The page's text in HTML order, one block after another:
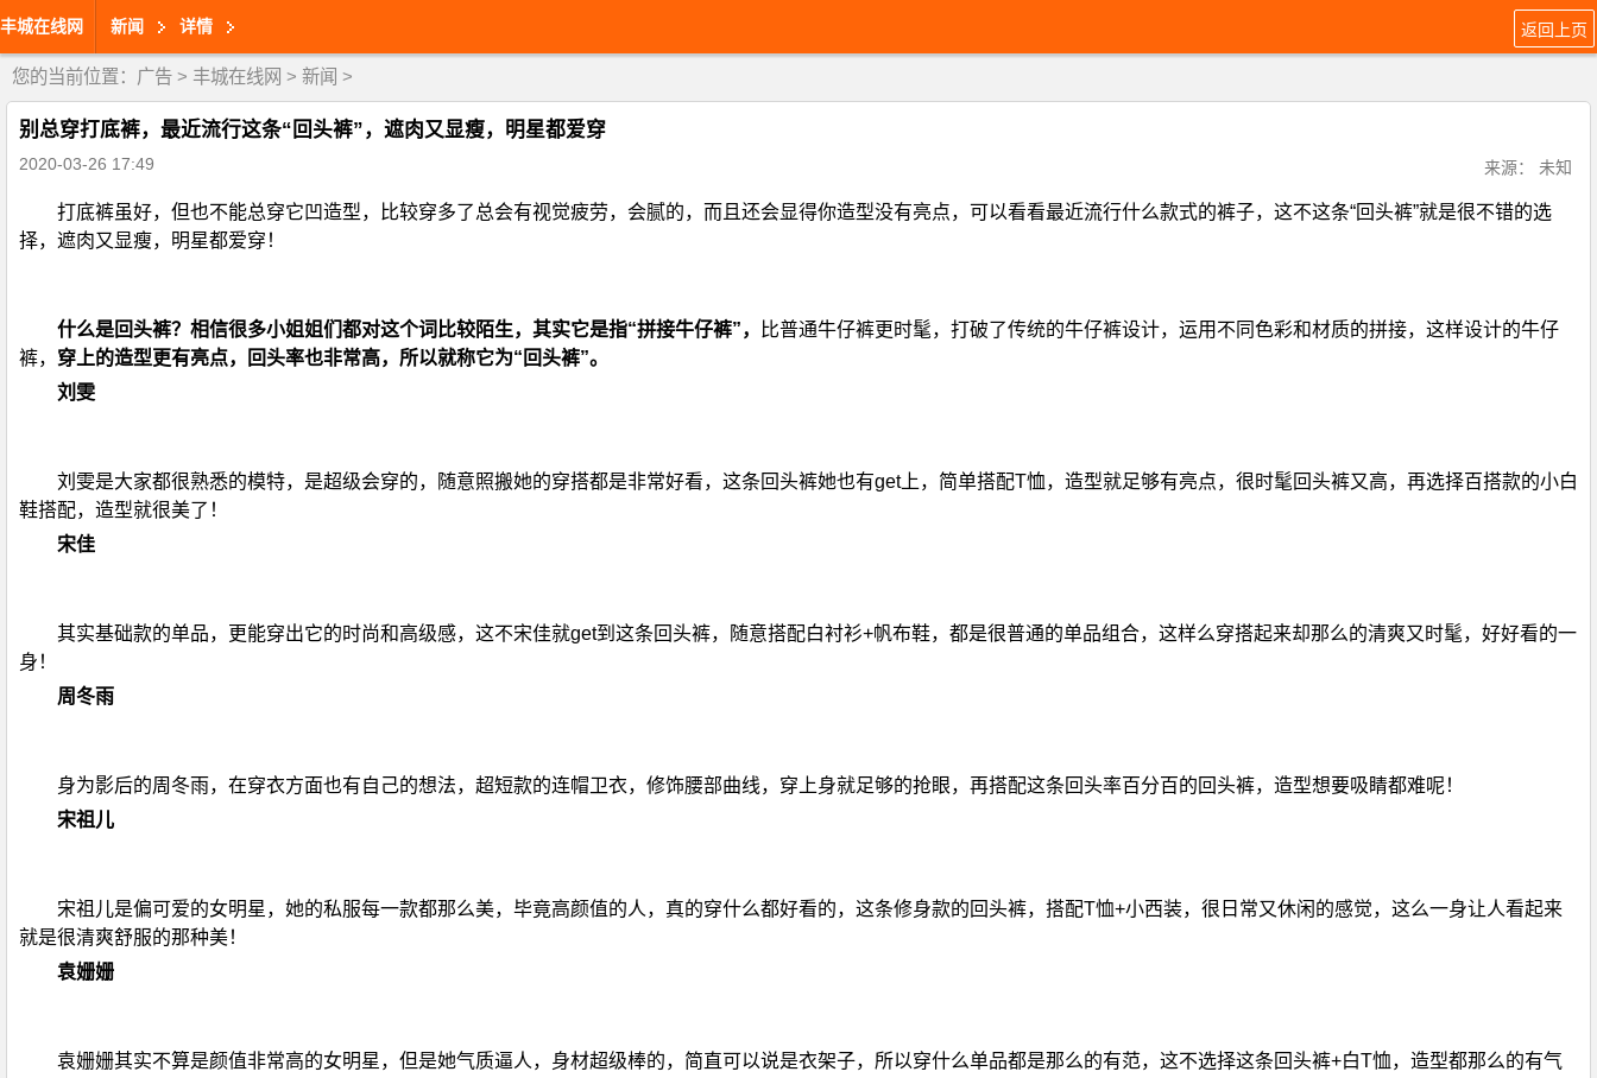
丰城在线网 新闻 详情 返回上页
您的当前位置： 广告 > 丰城在线网 > 新闻 >
别总穿打底裤，最近流行这条“回头裤”，遮肉又显瘦，明星都爱穿
2020-03-26 17:49 来源： 未知
打底裤虽好，但也不能总穿它凹造型，比较穿多了总会有视觉疲劳，会腻的，而且还会显得你造型没有亮点，可以看看最近流行什么款式的裤子，这不这条“回头裤”就是很不错的选
择，遮肉又显瘦，明星都爱穿！
什么是回头裤？相信很多小姐姐们都对这个词比较陌生，其实它是指“拼接牛仔裤”，
比普通牛仔裤更时髦，打破了传统的牛仔裤设计，运用不同色彩和材质的拼接，这样设计的牛仔
裤， 穿上的造型更有亮点，回头率也非常高，所以就称它为“回头裤”。
刘雯
刘雯是大家都很熟悉的模特，是超级会穿的，随意照搬她的穿搭都是非常好看，这条回头裤她也有get上，简单搭配T恤，造型就足够有亮点，很时髦回头裤又高，再选择百搭款的小白
鞋搭配，造型就很美了！
宋佳
其实基础款的单品，更能穿出它的时尚和高级感，这不宋佳就get到这条回头裤，随意搭配白衬衫+帆布鞋，都是很普通的单品组合，这样么穿搭起来却那么的清爽又时髦，好好看的一
身！
周冬雨
身为影后的周冬雨，在穿衣方面也有自己的想法，超短款的连帽卫衣，修饰腰部曲线，穿上身就足够的抢眼，再搭配这条回头率百分百的回头裤，造型想要吸睛都难呢！
宋祖儿
宋祖儿是偏可爱的女明星，她的私服每一款都那么美，毕竟高颜值的人，真的穿什么都好看的，这条修身款的回头裤，搭配T恤+小西装，很日常又休闲的感觉，这么一身让人看起来
就是很清爽舒服的那种美！
袁姗姗
袁姗姗其实不算是颜值非常高的女明星，但是她气质逼人，身材超级棒的，简直可以说是衣架子，所以穿什么单品都是那么的有范，这不选择这条回头裤+白T恤，造型都那么的有气